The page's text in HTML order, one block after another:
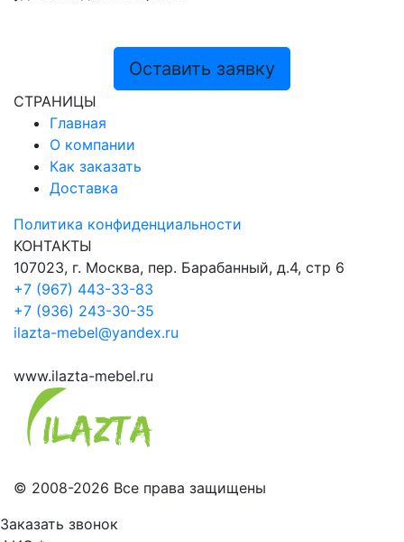
Оставить заявку
СТРАНИЦЫ
Главная
О компании
Как заказать
Доставка
Политика конфиденциальности
КОНТАКТЫ
107023, г. Москва, пер. Барабанный, д.4, стр 6
+7 (967) 443-33-83
+7 (936) 243-30-35
ilazta-mebel@yandex.ru
www.ilazta-mebel.ru
© 2008-2026 Все права защищены
Заказать звонок